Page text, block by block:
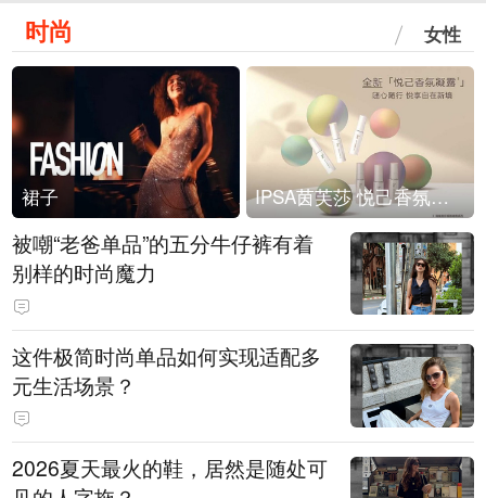
时尚 女性
裙子 IPSA茵芙莎 悦己香氛凝露上市
被嘲“老爸单品”的五分牛仔裤有着
别样的时尚魔力
这件极简时尚单品如何实现适配多
元生活场景？
2026夏天最火的鞋，居然是随处可